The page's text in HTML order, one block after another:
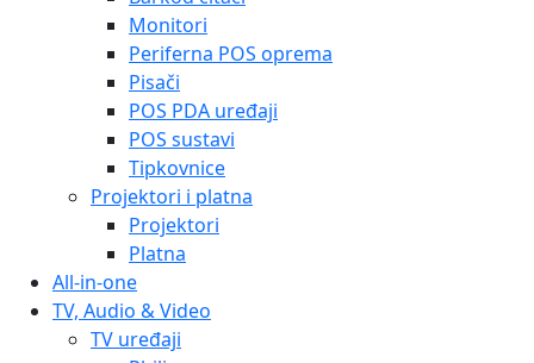
Monitori
Periferna POS oprema
Pisači
POS PDA uređaji
POS sustavi
Tipkovnice
Projektori i platna
Projektori
Platna
All-in-one
TV, Audio & Video
TV uređaji